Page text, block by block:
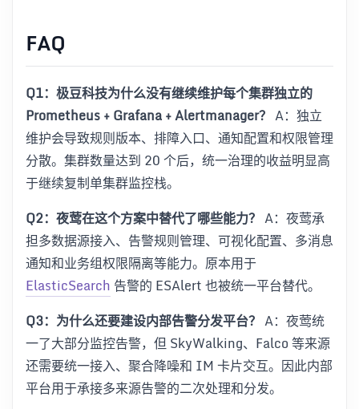
FAQ
Q1：极豆科技为什么没有继续维护每个集群独立的
Prometheus + Grafana + Alertmanager？ A：独立
维护会导致规则版本、排障入口、通知配置和权限管理
分散。集群数量达到 20 个后，统一治理的收益明显高
于继续复制单集群监控栈。
Q2：夜莺在这个方案中替代了哪些能力？ A：夜莺承
担多数据源接入、告警规则管理、可视化配置、多消息
通知和业务组权限隔离等能力。原本用于
ElasticSearch 告警的 ESAlert 也被统一平台替代。
Q3：为什么还要建设内部告警分发平台？ A：夜莺统
一了大部分监控告警，但 SkyWalking、Falco 等来源
还需要统一接入、聚合降噪和 IM 卡片交互。因此内部
平台用于承接多来源告警的二次处理和分发。